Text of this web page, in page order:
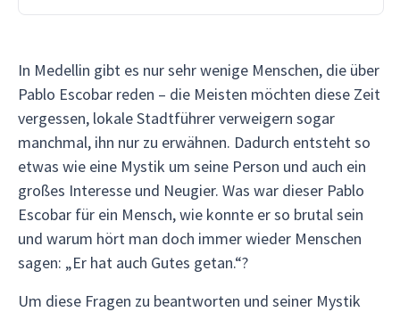
In Medellin gibt es nur sehr wenige Menschen, die über
Pablo Escobar reden – die Meisten möchten diese Zeit
vergessen, lokale Stadtführer verweigern sogar
manchmal, ihn nur zu erwähnen. Dadurch entsteht so
etwas wie eine Mystik um seine Person und auch ein
großes Interesse und Neugier. Was war dieser Pablo
Escobar für ein Mensch, wie konnte er so brutal sein
und warum hört man doch immer wieder Menschen
sagen: „Er hat auch Gutes getan.“?
Um diese Fragen zu beantworten und seiner Mystik